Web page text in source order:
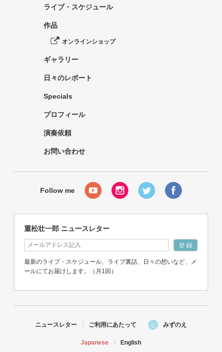
ライブ・スケジュール
作品
オンラインショップ
ギャラリー
日々のレポート
Specials
プロフィール
演奏依頼
お問い合わせ
重松壮一郎 ニュースレター
最新のライブ・スケジュール、ライブ裏話、日々の想いなど、メ
ールにてお届けします。（月1回）
ニュースレター ご利用にあたって みずのえ
Japanese English